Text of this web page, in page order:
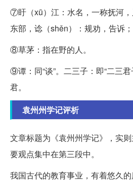
⑦盱（xū）江：水名，一称抚河
东部，谂（shěn）：规劝，告诉；
⑧草茅：指在野的人。
⑨谭：同“谈”。二三子：即“二三
君。
袁州州学记评析
文章标题为《袁州州学记》，实则
要观点集中在第三段中。
我国古代的教育事业，有着悠久